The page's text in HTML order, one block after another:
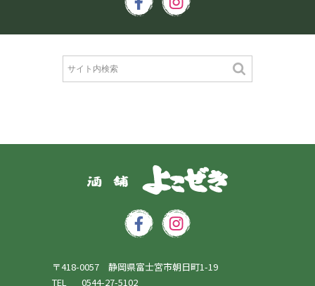
〒418-0057 静岡県富士宮市朝日町1-19
TEL
0544-27-5102